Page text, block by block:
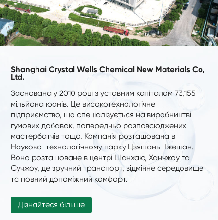
Shanghai Crystal Wells Chemical New Materials Co,
Ltd.
Заснована у 2010 році з уставним капіталом 73,155
мільйона юанів. Це високотехнологічне
підприємство, що спеціалізується на виробництві
гумових добавок, попередньо розповсюджених
мастербатчів тощо. Компанія розташована в
Науково-технологічному парку Цзяшань Чжешан.
Воно розташоване в центрі Шанхаю, Ханчжоу та
Сучжоу, де зручний транспорт, відмінне середовище
та повний допоміжний комфорт.
Дізнайтеся більше